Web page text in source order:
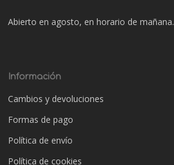
Abierto en agosto, en horario de mañana.
Información
Cambios y devoluciones
Formas de pago
Política de envío
Política de cookies